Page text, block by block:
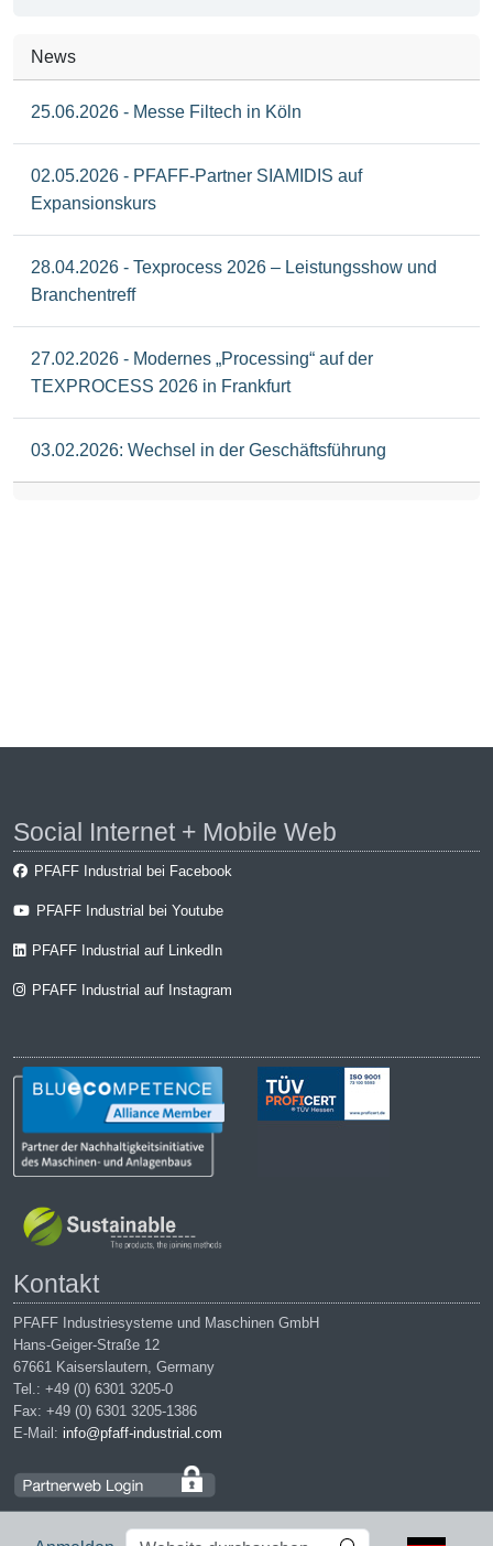
Website
Erweiterte
News
25.06.2026 - Messe Filtech in Köln
02.05.2026 - PFAFF-Partner SIAMIDIS auf
Expansionskurs
28.04.2026 - Texprocess 2026 – Leistungsshow und
Branchentreff
27.02.2026 - Modernes „Processing“ auf der
TEXPROCESS 2026 in Frankfurt
03.02.2026: Wechsel in der Geschäftsführung
Social Internet + Mobile Web
PFAFF Industrial bei Facebook
PFAFF Industrial bei Youtube
PFAFF Industrial auf LinkedIn
PFAFF Industrial auf Instagram
Kontakt
PFAFF Industriesysteme und Maschinen GmbH
Hans-Geiger-Straße 12
67661 Kaiserslautern, Germany
Tel.: +49 (0) 6301 3205-0
Fax: +49 (0) 6301 3205-1386
E-Mail: info@pfaff-industrial.com